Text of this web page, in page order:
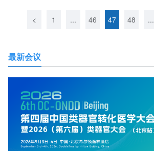
< 1 ... 46 47 48 ...
最新会议